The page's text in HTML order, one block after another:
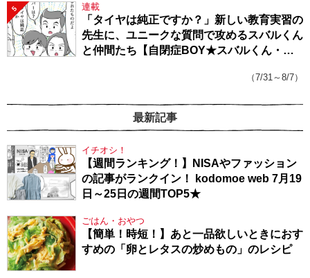
5 連載
「タイヤは純正ですか？」新しい教育実習の
先生に、ユニークな質問で攻めるスバルくん
と仲間たち【自閉症BOY★スバルくん・
（7/31～8/7）
最新記事
イチオシ！
【週間ランキング！】NISAやファッション
の記事がランクイン！ kodomoe web 7月19
日～25日の週間TOP5★
ごはん・おやつ
【簡単！時短！】あと一品欲しいときにおす
すめの「卵とレタスの炒めもの」のレシピ